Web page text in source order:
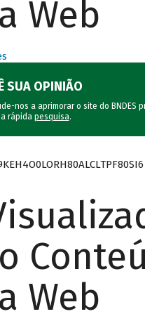
Web
SUA OPINIÃO
nos a aprimorar o site do BNDES
rápida pesquisa.
Web